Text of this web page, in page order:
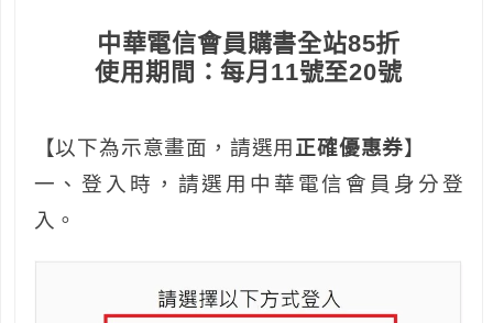
中華電信會員購書全站85折
使用期間：每月11號至20號
【以下為示意畫面，請選用 正確優惠券】
一、登入時，請選用中華電信會員身分登
入。